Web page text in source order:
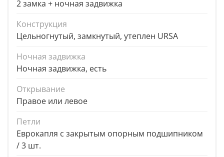
2 замка + ночная задвижка
Конструкция
Цельногнутый, замкнутый, утеплен URSA
Ночная задвижка
Ночная задвижка, есть
Открывание
Правое или левое
Петли
Еврокапля с закрытым опорным подшипником
/ 3 шт.